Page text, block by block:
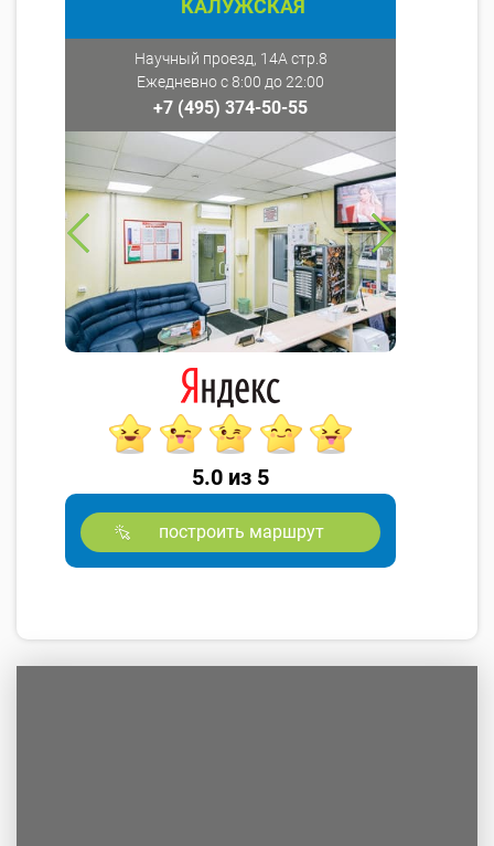
КАЛУЖСКАЯ
Научный проезд, 14А стр.8
Ежедневно с 8:00 до 22:00
+7 (495) 374-50-55
5.0 из 5
построить маршрут